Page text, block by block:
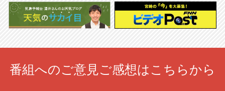
番組へのご意見ご感想はこちらから